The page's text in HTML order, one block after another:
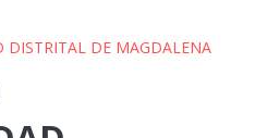
DE MAGDALENA